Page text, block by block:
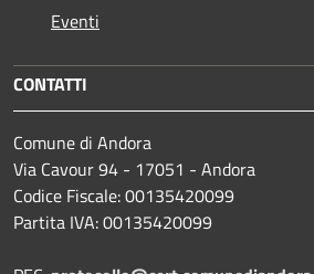
Eventi
CONTATTI
Comune di Andora
Via Cavour 94 - 17051 - Andora
Codice Fiscale: 00135420099
Partita IVA: 00135420099